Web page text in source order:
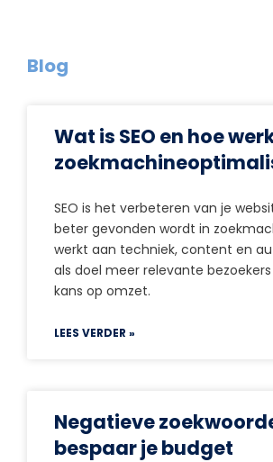
Blog
Wat is SEO en hoe
SEO is het verbeteren van je
beter gevonden wordt in
werkt aan techniek, content en
als doel meer relevante
kans op omzet.
LEES VERDER »
Negatieve
bespaar je budget